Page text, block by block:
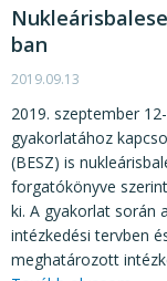
ban
2019.09.13
2019. szeptember
gyakorlatához
(BESZ) is
forgatókönyve
ki. A gyakorlat során
intézkedési tervben
meghatározott